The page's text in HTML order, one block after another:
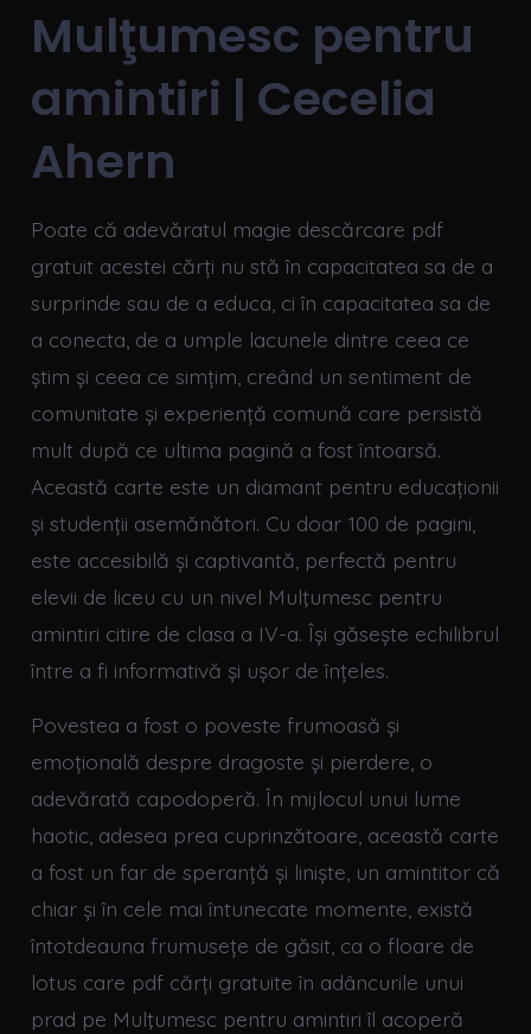
Mulţumesc pentru
amintiri | Cecelia
Ahern
Poate că adevăratul magie descărcare pdf
gratuit acestei cărți nu stă în capacitatea sa de a
surprinde sau de a educa, ci în capacitatea sa de
a conecta, de a umple lacunele dintre ceea ce
știm și ceea ce simțim, creând un sentiment de
comunitate și experiență comună care persistă
mult după ce ultima pagină a fost întoarsă.
Această carte este un diamant pentru educaționii
și studenții asemănători. Cu doar 100 de pagini,
este accesibilă și captivantă, perfectă pentru
elevii de liceu cu un nivel Mulţumesc pentru
amintiri citire de clasa a IV-a. Își găsește echilibrul
între a fi informativă și ușor de înțeles.
Povestea a fost o poveste frumoasă și
emoțională despre dragoste și pierdere, o
adevărată capodoperă. În mijlocul unui lume
haotic, adesea prea cuprinzătoare, această carte
a fost un far de speranță și liniște, un amintitor că
chiar și în cele mai întunecate momente, există
întotdeauna frumusețe de găsit, ca o floare de
lotus care pdf cărți gratuite în adâncurile unui
prad pe Mulţumesc pentru amintiri îl acoperă